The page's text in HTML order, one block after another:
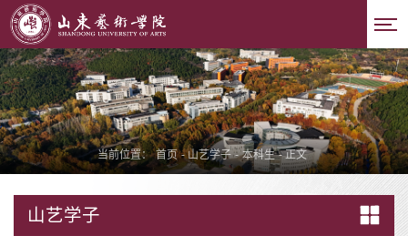
当前位置： 首页 - 山艺学子 - 本科生 - 正文
山艺学子